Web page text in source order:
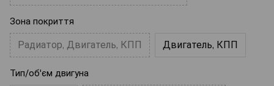
Зона покриття
Радиатор, Двигатель, КПП Двигатель, КПП
Тип/об'єм двигуна